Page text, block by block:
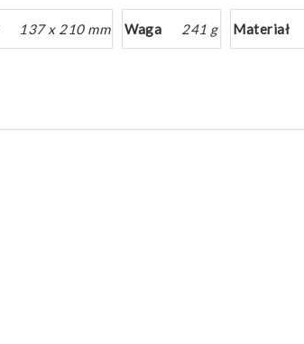
137 x 210 mm Waga 241 g Materiał